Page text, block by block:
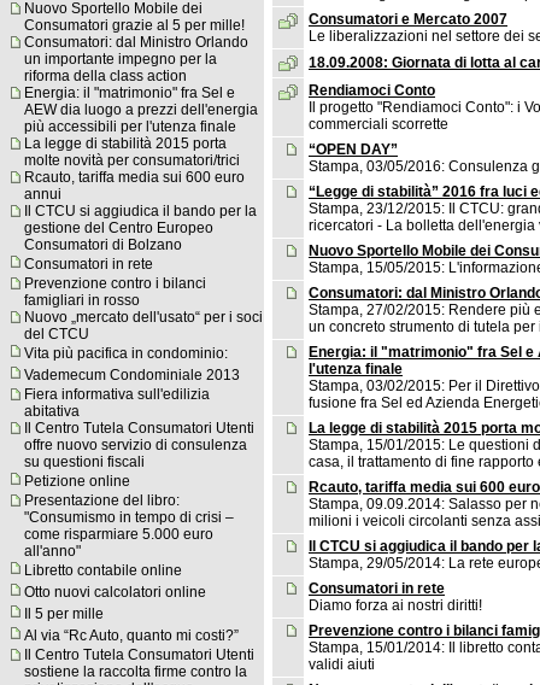
Nuovo Sportello Mobile dei
Consumatori grazie al 5 per mille!
Consumatori: dal Ministro Orlando
un importante impegno per la
riforma della class action
Energia: il "matrimonio" fra Sel e
AEW dia luogo a prezzi dell'energia
più accessibili per l'utenza finale
La legge di stabilità 2015 porta
molte novità per consumatori/trici
Rcauto, tariffa media sui 600 euro
annui
Il CTCU si aggiudica il bando per la
gestione del Centro Europeo
Consumatori di Bolzano
Consumatori in rete
Prevenzione contro i bilanci
famigliari in rosso
Nuovo „mercato dell'usato“ per i soci
del CTCU
Vita più pacifica in condominio:
Vademecum Condominiale 2013
Fiera informativa sull'edilizia
abitativa
Il Centro Tutela Consumatori Utenti
offre nuovo servizio di consulenza
su questioni fiscali
Petizione online
Presentazione del libro:
"Consumismo in tempo di crisi –
come risparmiare 5.000 euro
all'anno"
Libretto contabile online
Otto nuovi calcolatori online
Il 5 per mille
Al via “Rc Auto, quanto mi costi?”
Il Centro Tutela Consumatori Utenti
sostiene la raccolta firme contro la
Consumatori e Mercato 2007
Le liberalizzazioni nel settore dei
18.09.2008: Giornata di lotta al
Rendiamoci Conto
Il progetto "Rendiamoci Conto": i
commerciali scorrette
“OPEN DAY”
Stampa, 03/05/2016: Consulenza
“Legge di stabilità” 2016 fra luci
Stampa, 23/12/2015: Il CTCU:
ricercatori - La bolletta
Nuovo Sportello Mobile dei
Stampa, 15/05/2015:
Consumatori: dal Ministro
Stampa, 27/02/2015: Rendere più
un concreto strumento di tutela per
Energia: il "matrimonio" fra Sel e
l'utenza finale
Stampa, 03/02/2015: Per il
fusione fra Sel ed Azienda
La legge di stabilità 2015 porta
Stampa, 15/01/2015: Le questioni
casa, il trattamento di fine rapporto
Rcauto, tariffa media sui 600
Stampa, 09.09.2014: Salasso per
milioni i veicoli circolanti senza
Il CTCU si aggiudica il bando per
Stampa, 29/05/2014: La rete
Consumatori in rete
Diamo forza ai nostri diritti!
Prevenzione contro i bilanci
Stampa, 15/01/2014: Il libretto
validi aiuti